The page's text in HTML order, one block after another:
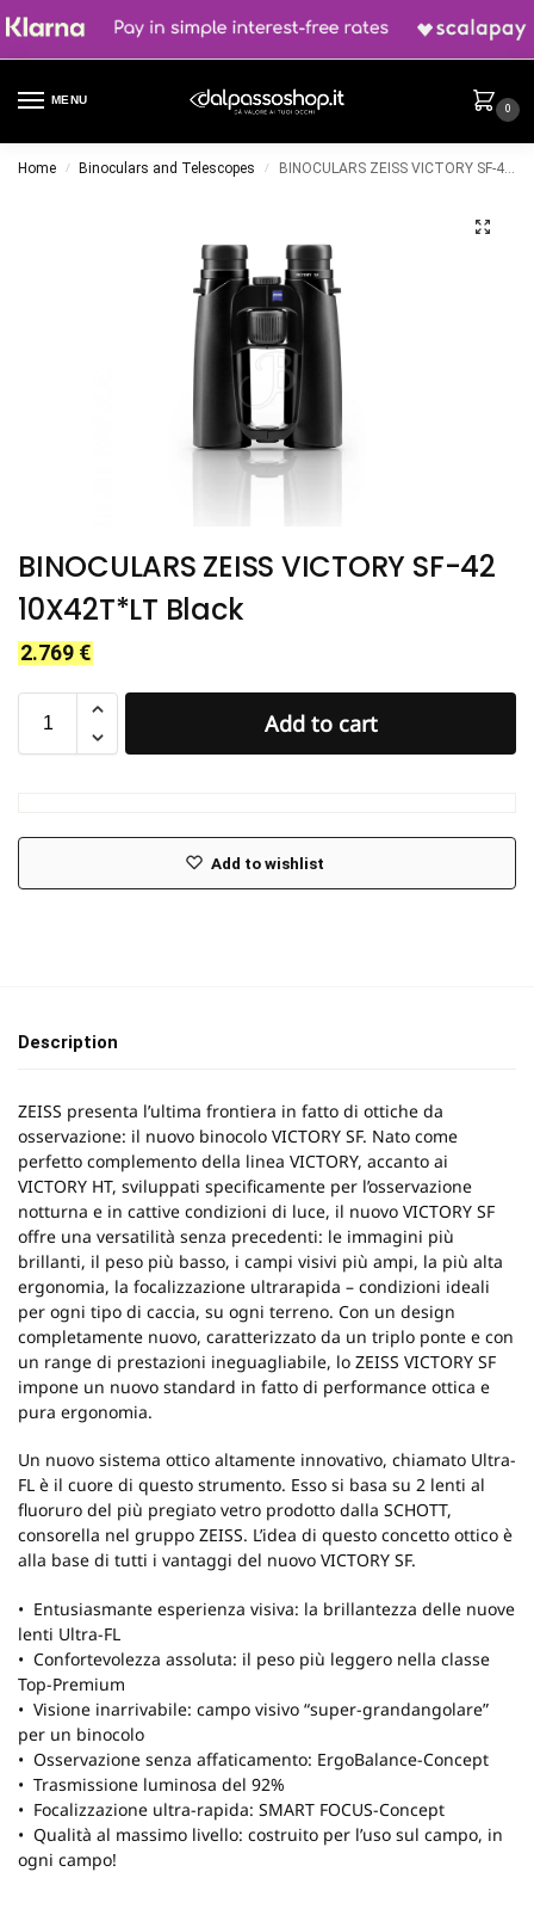
MENU
0
Home / Binoculars and Telescopes / BINOCULARS ZEISS VICTORY SF-42 10X42T*LT Black
BINOCULARS ZEISS VICTORY SF-42
10X42T*LT Black
2.769 €
Add to cart
Add to wishlist
Description
ZEISS presenta l’ultima frontiera in fatto di ottiche da
osservazione: il nuovo binocolo VICTORY SF. Nato come
perfetto complemento della linea VICTORY, accanto ai
VICTORY HT, sviluppati specificamente per l’osservazione
notturna e in cattive condizioni di luce, il nuovo VICTORY SF
offre una versatilità senza precedenti: le immagini più
brillanti, il peso più basso, i campi visivi più ampi, la più alta
ergonomia, la focalizzazione ultrarapida – condizioni ideali
per ogni tipo di caccia, su ogni terreno. Con un design
completamente nuovo, caratterizzato da un triplo ponte e con
un range di prestazioni ineguagliabile, lo ZEISS VICTORY SF
impone un nuovo standard in fatto di performance ottica e
pura ergonomia.
Un nuovo sistema ottico altamente innovativo, chiamato Ultra-
FL è il cuore di questo strumento. Esso si basa su 2 lenti al
fluoruro del più pregiato vetro prodotto dalla SCHOTT,
consorella nel gruppo ZEISS. L’idea di questo concetto ottico è
alla base di tutti i vantaggi del nuovo VICTORY SF.
• Entusiasmante esperienza visiva: la brillantezza delle nuove
lenti Ultra-FL
• Confortevolezza assoluta: il peso più leggero nella classe
Top-Premium
• Visione inarrivabile: campo visivo “super-grandangolare”
per un binocolo
• Osservazione senza affaticamento: ErgoBalance-Concept
• Trasmissione luminosa del 92%
• Focalizzazione ultra-rapida: SMART FOCUS-Concept
• Qualità al massimo livello: costruito per l’uso sul campo, in
ogni campo!